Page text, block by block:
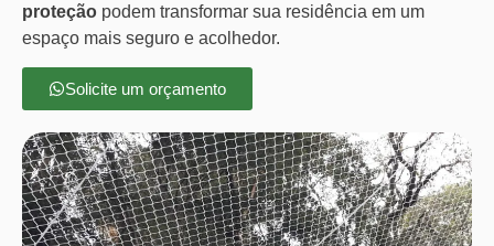
proteção podem transformar sua residência em um
espaço mais seguro e acolhedor.
Solicite um orçamento